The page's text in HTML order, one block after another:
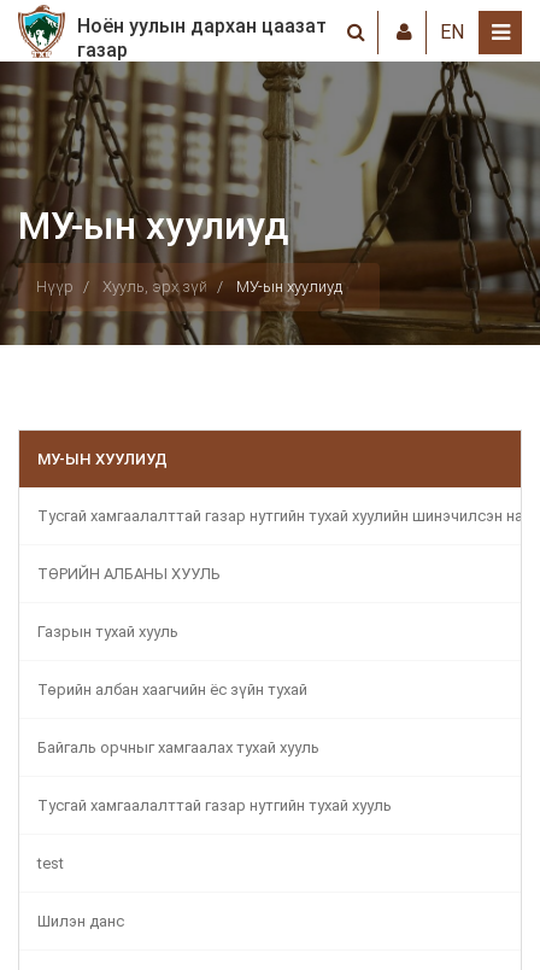
Ноён уулын дархан цаазат
газар
EN
МУ-ын хуулиуд
Нүүр Хууль, эрх зүй МУ-ын хуулиуд
МУ-ЫН ХУУЛИУД
Тусгай хамгаалалттай газар нутгийн тухай хуулийн шинэчилсэн
ТӨРИЙН АЛБАНЫ ХУУЛЬ
Газрын тухай хууль
Төрийн албан хаагчийн ёс зүйн тухай
Байгаль орчныг хамгаалах тухай хууль
Тусгай хамгаалалттай газар нутгийн тухай хууль
test
Шилэн данс